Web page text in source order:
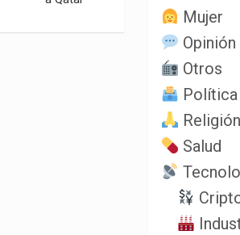
Mujer
Opinión
Otros
Política
Religión
Salud